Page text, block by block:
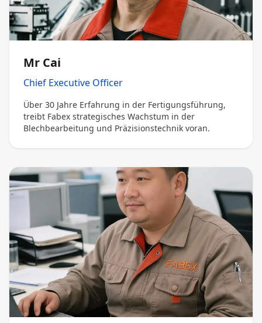
Mr Cai
Chief Executive Officer
Über 30 Jahre Erfahrung in der Fertigungsführung,
treibt Fabex strategisches Wachstum in der
Blechbearbeitung und Präzisionstechnik voran.